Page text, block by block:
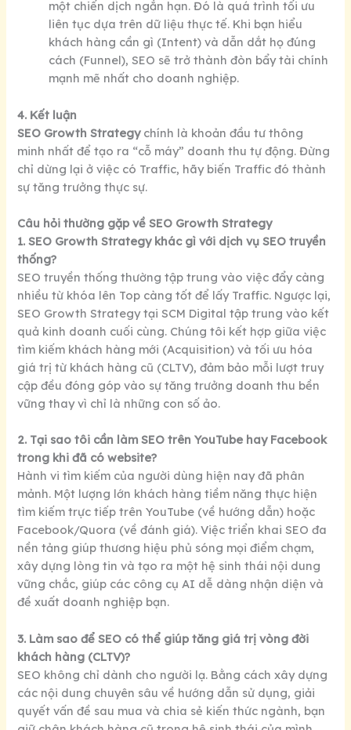
một chiến dịch ngắn hạn. Đó là quá trình tối ưu
liên tục dựa trên dữ liệu thực tế. Khi bạn hiểu
khách hàng cần gì (Intent) và dẫn dắt họ đúng
cách (Funnel), SEO sẽ trở thành đòn bẩy tài chính
mạnh mẽ nhất cho doanh nghiệp.
4. Kết luận
SEO Growth Strategychính là khoản đầu tư thông
minh nhất để tạo ra “cỗ máy” doanh thu tự động. Đừng
chỉ dừng lại ở việc có Traffic, hãy biến Traffic đó thành
sự tăng trưởng thực sự.
Câu hỏi thường gặp về SEO Growth Strategy
1. SEO Growth Strategy khác gì với dịch vụ SEO truyền
thống?
SEO truyền thống thường tập trung vào việc đẩy càng
nhiều từ khóa lên Top càng tốt để lấy Traffic. Ngược lại,
SEO Growth Strategy tại SCM Digital tập trung vào kết
quả kinh doanh cuối cùng. Chúng tôi kết hợp giữa việc
tìm kiếm khách hàng mới (Acquisition) và tối ưu hóa
giá trị từ khách hàng cũ (CLTV), đảm bảo mỗi lượt truy
cập đều đóng góp vào sự tăng trưởng doanh thu bền
vững thay vì chỉ là những con số ảo.
2. Tại sao tôi cần làm SEO trên YouTube hay Facebook
trong khi đã có website?
Hành vi tìm kiếm của người dùng hiện nay đã phân
mảnh. Một lượng lớn khách hàng tiềm năng thực hiện
tìm kiếm trực tiếp trên YouTube (về hướng dẫn) hoặc
Facebook/Quora (về đánh giá). Việc triển khai SEO đa
nền tảng giúp thương hiệu phủ sóng mọi điểm chạm,
xây dựng lòng tin và tạo ra một hệ sinh thái nội dung
vững chắc, giúp các công cụ AI dễ dàng nhận diện và
đề xuất doanh nghiệp bạn.
3. Làm sao để SEO có thể giúp tăng giá trị vòng đời
khách hàng (CLTV)?
SEO không chỉ dành cho người lạ. Bằng cách xây dựng
các nội dung chuyên sâu về hướng dẫn sử dụng, giải
quyết vấn đề sau mua và chia sẻ kiến thức ngành, bạn